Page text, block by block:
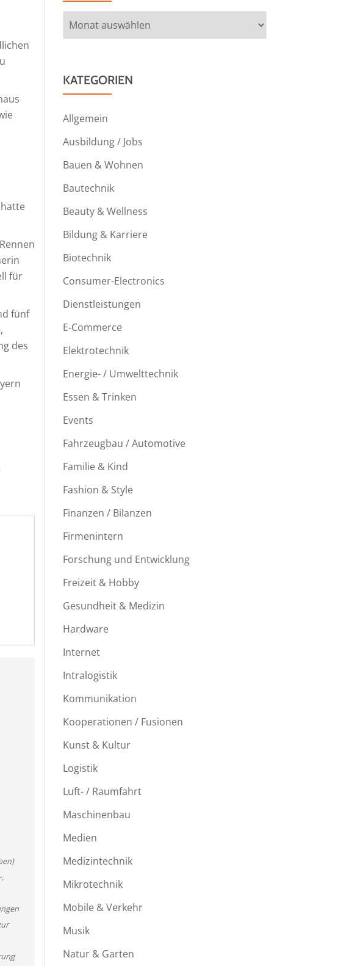
für
fünf
des
Archiv
KATEGORIEN
Allgemein
Ausbildung / Jobs
Bauen & Wohnen
Bautechnik
Beauty & Wellness
Bildung & Karriere
Biotechnik
Consumer-Electronics
Dienstleistungen
E-Commerce
Elektrotechnik
Energie- / Umwelttechnik
Essen & Trinken
Events
Fahrzeugbau / Automotive
Familie & Kind
Fashion & Style
Finanzen / Bilanzen
Firmenintern
Forschung und Entwicklung
Freizeit & Hobby
Gesundheit & Medizin
Hardware
Internet
Intralogistik
Kommunikation
Kooperationen / Fusionen
Kunst & Kultur
Logistik
Luft- / Raumfahrt
Maschinenbau
Medien
Medizintechnik
Mikrotechnik
Mobile & Verkehr
Musik
Natur & Garten